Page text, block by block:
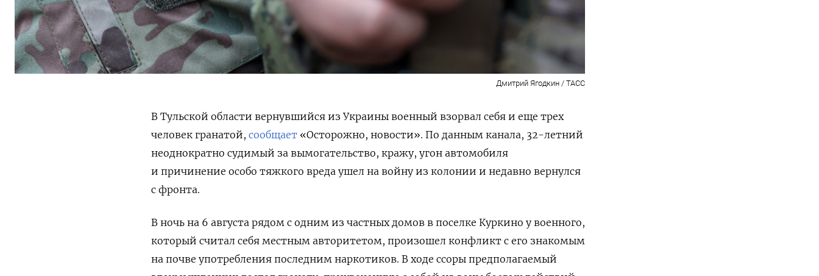
Дмитрий Ягодкин / ТАСС
В Тульской области вернувшийся из Украины военный взорвал себя и еще трех
человек гранатой, сообщает «Осторожно, новости». По данным канала, 32-летний
неоднократно судимый за вымогательство, кражу, угон автомобиля
и причинение особо тяжкого вреда ушел на войну из колонии и недавно вернулся
с фронта.
В ночь на 6 августа рядом с одним из частных домов в поселке Куркино у военного,
который считал себя местным авторитетом, произошел конфликт с его знакомым
на почве употребления последним наркотиков. В ходе ссоры предполагаемый